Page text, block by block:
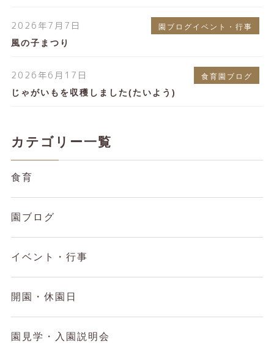
2026年7月7日 園ブログイベント・行事
風の子まつり
2026年6月17日 食育園ブログ
じゃがいもを収穫しました(たいよう)
カテゴリー一覧
食育
園ブログ
イベント・行事
開園・休園日
園見学・入園説明会